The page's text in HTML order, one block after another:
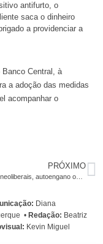
antifurto, o
saca o dinheiro
a providenciar a
Central, à
a adoção das medidas
acompanhar o
PRÓXIMO
Artigo: Aos neoliberais, autoengano ou trapaça?
Diana
• Redação: Beatriz
Kevin Miguel